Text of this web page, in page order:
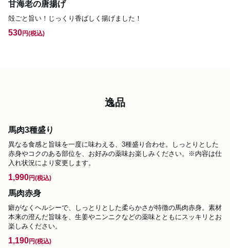
甘海老の唐揚げ
殻ごと旨い！じっくり香ばしく揚げました！
530円(税込)
逸品
馬肉3種盛り
異なる食感と旨味を一度に味わえる、3種盛り合わせ。しっとりとした
赤身やコクのある部位を、お好みの薬味お楽しみください。※内容は仕
入れ状況により変更します。
1,990円(税込)
馬肉赤身
癖がなくヘルシーで、しっとりとした柔らかさが特徴の馬肉赤身。素材
本来の澄んだ旨味を、生姜やニンニクなどの薬味とともにスッキリとお
楽しみください。
1,190円(税込)